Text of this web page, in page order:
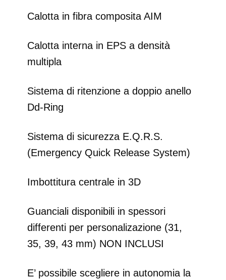
Calotta in fibra composita AIM
Calotta interna in EPS a densità
multipla
Sistema di ritenzione a doppio anello
Dd-Ring
Sistema di sicurezza E.Q.R.S.
(Emergency Quick Release System)
Imbottitura centrale in 3D
Guanciali disponibili in spessori
differenti per personalizazione (31,
35, 39, 43 mm) NON INCLUSI
E’ possibile scegliere in autonomia la